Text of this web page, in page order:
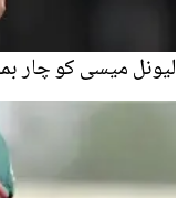
لیونل میسی کو چار